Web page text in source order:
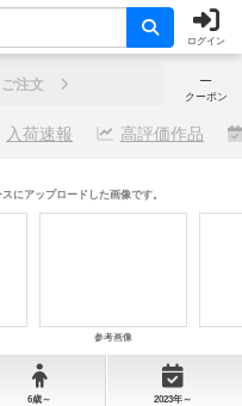
ログイン
─
クーポン
注文
入荷速報 高評価作品
参考画像
にアップロードした画像です。
6歳～ 2023年～